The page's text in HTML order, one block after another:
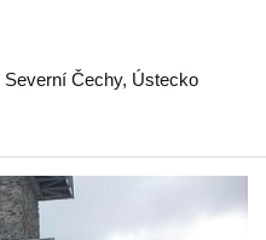
Severní Čechy, Ústecko